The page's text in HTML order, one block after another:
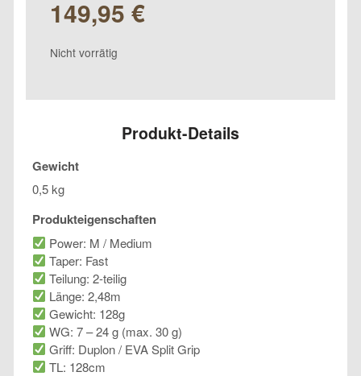
149,95 €
Nicht vorrätig
Produkt-Details
Gewicht
0,5 kg
Produkteigenschaften
Power: M / Medium
Taper: Fast
Teilung: 2-teilig
Länge: 2,48m
Gewicht: 128g
WG: 7 – 24 g (max. 30 g)
Griff: Duplon / EVA Split Grip
TL: 128cm